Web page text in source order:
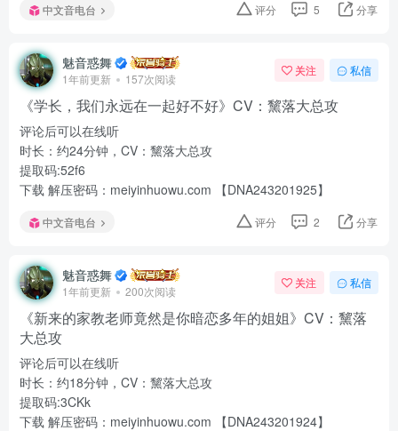
中文音电台 评分 5 分享
魅音惑舞
1年前更新 157次阅读
关注 私信
《学长，我们永远在一起好不好》CV：黧落大总攻
评论后可以在线听
时长：约24分钟，CV：黧落大总攻
提取码:52f6
下载 解压密码：meiyinhuowu.com 【DNA243201925】
中文音电台 评分 2 分享
魅音惑舞
1年前更新 200次阅读
关注 私信
《新来的家教老师竟然是你暗恋多年的姐姐》CV：黧落
大总攻
评论后可以在线听
时长：约18分钟，CV：黧落大总攻
提取码:3CKk
下载 解压密码：meiyinhuowu.com 【DNA243201924】